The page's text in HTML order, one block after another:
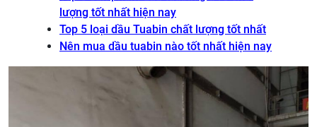
lượng tốt nhất hiện nay
Top 5 loại dầu Tuabin chất lượng tốt nhất
Nên mua dầu tuabin nào tốt nhất hiện nay